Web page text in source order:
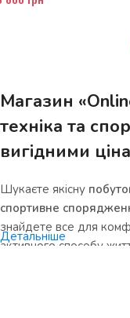
Магазин
техніка та
вигідними
Шукаєте якісну
спортивне
знайдете все для
активного способу
Детальніше